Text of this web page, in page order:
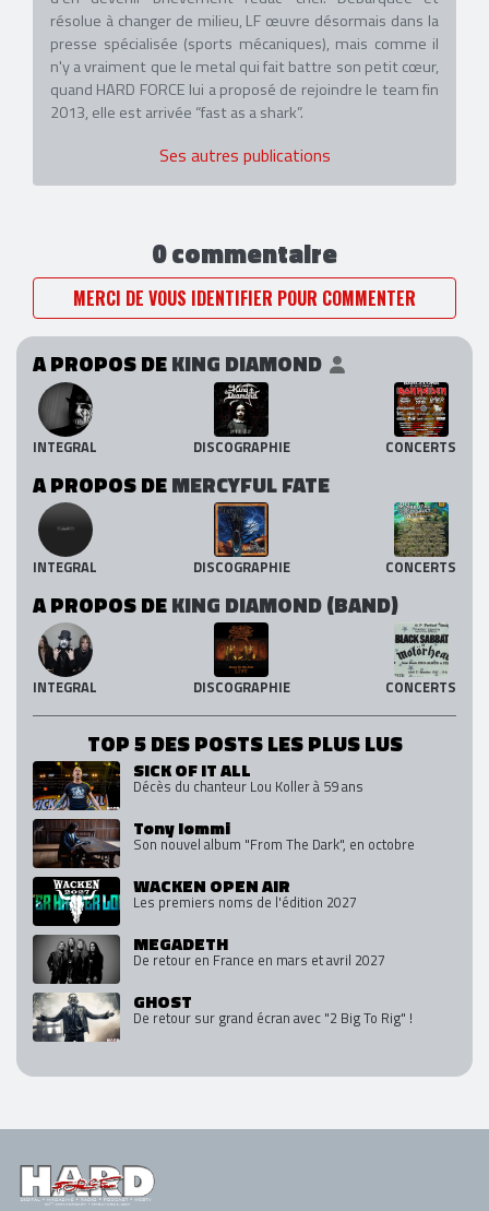
résolue à changer de milieu, LF œuvre désormais dans la
presse spécialisée (sports mécaniques), mais comme il
n'y a vraiment que le metal qui fait battre son petit cœur,
quand HARD FORCE lui a proposé de rejoindre le team fin
2013, elle est arrivée “fast as a shark”.
Ses autres publications
0 commentaire
MERCI DE VOUS IDENTIFIER POUR COMMENTER
A PROPOS DEKING DIAMOND
INTEGRAL DISCOGRAPHIE CONCERTS
A PROPOS DEMERCYFUL FATE
INTEGRAL DISCOGRAPHIE CONCERTS
A PROPOS DEKING DIAMOND (BAND)
INTEGRAL DISCOGRAPHIE CONCERTS
TOP 5 DES POSTS LES PLUS LUS
SICK OF IT ALL
Décès du chanteur Lou Koller à 59 ans
Tony Iommi
Son nouvel album "From The Dark", en octobre
WACKEN OPEN AIR
Les premiers noms de l'édition 2027
MEGADETH
De retour en France en mars et avril 2027
GHOST
De retour sur grand écran avec "2 Big To Rig" !